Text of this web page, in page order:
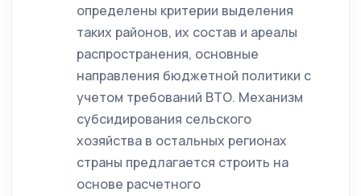
определены критерии выделения
таких районов, их состав и ареалы
распространения, основные
направления бюджетной политики с
учетом требований ВТО. Механизм
субсидирования сельского
хозяйства в остальных регионах
страны предлагается строить на
основе расчетного